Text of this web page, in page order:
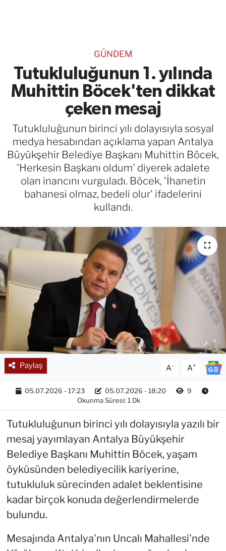
GÜNDEM
Tutukluluğunun 1. yılında
Muhittin Böcek'ten dikkat
çeken mesaj
Tutukluluğunun birinci yılı dolayısıyla sosyal
medya hesabından açıklama yapan Antalya
Büyükşehir Belediye Başkanı Muhittin Böcek,
'Herkesin Başkanı oldum' diyerek adalete
olan inancını vurguladı. Böcek, 'İhanetin
bahanesi olmaz, bedeli olur' ifadelerini
kullandı.
Paylaş A- A+
05.07.2026 - 17:23 05.07.2026 - 18:20
9
Okunma Süresi: 1 Dk
Tutukluluğunun birinci yılı dolayısıyla yazılı bir
mesaj yayımlayan Antalya Büyükşehir
Belediye Başkanı Muhittin Böcek, yaşam
öyküsünden belediyecilik kariyerine,
tutukluluk sürecinden adalet beklentisine
kadar birçok konuda değerlendirmelerde
bulundu.
Mesajında Antalya'nın Uncalı Mahallesi'nde
RESMİ İLANLAR
Gencsesfm Canlı Dinle